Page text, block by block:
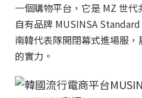
一個購物平台，它是 MZ 世
自有品牌 MUSINSA
南韓代表隊開閉幕式進場服
的實力。